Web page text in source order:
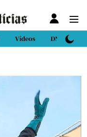
Vídeos DN Sport